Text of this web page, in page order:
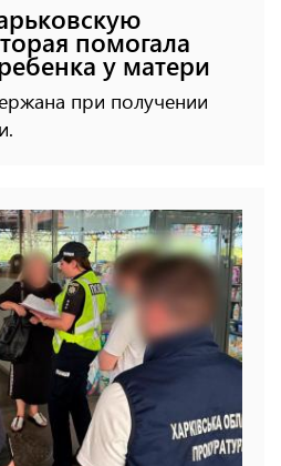
помогала
у матери
при получении